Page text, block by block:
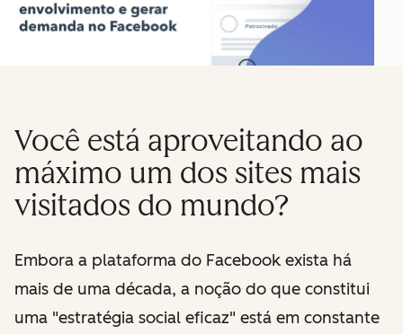
Você está aproveitando ao
máximo um dos sites mais
visitados do mundo?
Embora a plataforma do Facebook exista há
mais de uma década, a noção do que constitui
uma "estratégia social eficaz" está em constante